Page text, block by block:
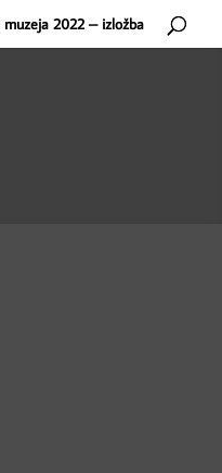
muzeja 2022 – izložba